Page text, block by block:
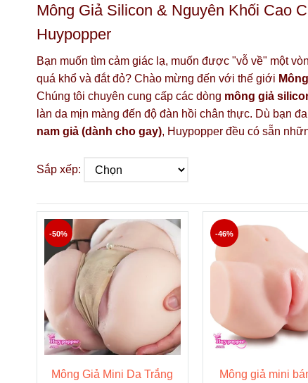
Mông Giả Silicon & Nguyên Khối Cao
Huypopper
Bạn muốn tìm cảm giác lạ, muốn được "vỗ về" một
quá khổ và đắt đỏ? Chào mừng đến với thế giới
Chúng tôi chuyên cung cấp các dòng mông giả
làn da mịn màng đến độ đàn hồi chân thực. Dù bạn
nam giả (dành cho gay), Huypopper đều có sẵn
Sắp xếp:
Mông Giả Mini Da Trắng
-50%
Mông giả mini
-46%